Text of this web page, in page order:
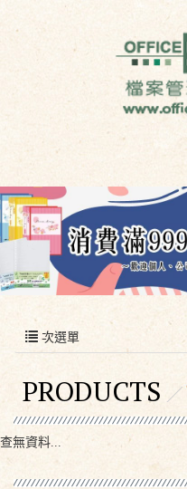
次選單
PRODUCTS
查無資料...